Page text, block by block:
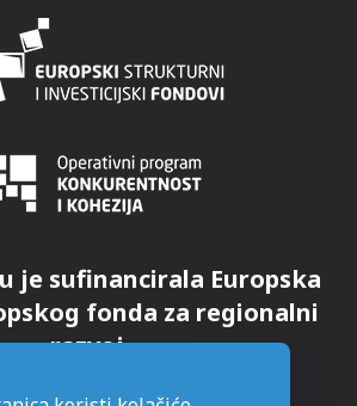
je sufinancirala Europska
fonda za regionalni
razvoj.